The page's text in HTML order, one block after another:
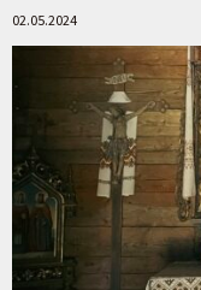
02.05.2024